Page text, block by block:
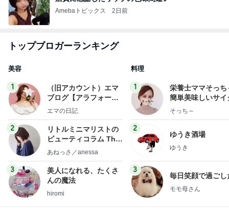
Amebaトピックス 2日前
トップブロガーランキング
美容
1
（旧アカウント）エマ
ブログ【アラフォー会
社売却セカンドライ
エマの日記
2
リトルミニマリストの
ビューティコラム The
little minimalist's bea
あねっさ／anessa
3
美人になれる、たくさ
んの魔法
hiromi
料理
1
栄養士ママそっち
簡単美味しいサイ
献立
そっち～
2
ゆうき酒場
ゆうき
3
毎日笑顔で過ごし
モモ母さん